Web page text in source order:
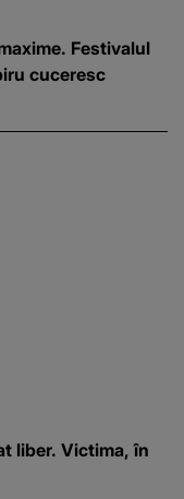
Festivalul
cuceresc
liber. Victima, în